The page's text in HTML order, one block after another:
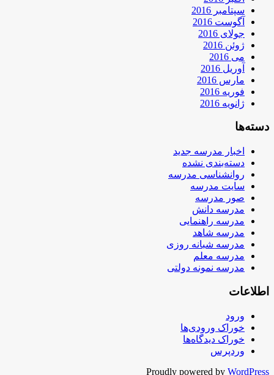
سپتامبر 2016
آگوست 2016
جولای 2016
ژوئن 2016
می 2016
آوریل 2016
مارس 2016
فوریه 2016
ژانویه 2016
دسته‌ها
اخبار مدرسه جدید
دسته‌بندی نشده
روانشناسی مدرسه
سایت مدرسه
صور مدرسه
مدرسه دانش
مدرسه راهنمایی
مدرسه شاهد
مدرسه شبانه روزی
مدرسه معلم
مدرسه نمونه دولتی
اطلاعات
ورود
خوراک ورودی‌ها
خوراک دیدگاه‌ها
وردپرس
Proudly powered by WordPress